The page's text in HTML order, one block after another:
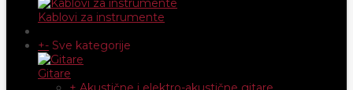
Kablovi za instrumente
+- Sve kategorije
Gitare